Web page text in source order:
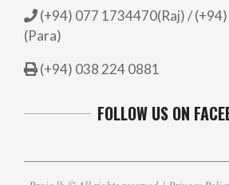
(+94) 077 1734470(Raj) /
(Para)
(+94) 038 224 0881
FOLLOW US ON